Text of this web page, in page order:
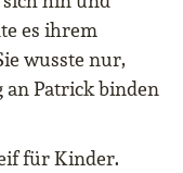
es ihrem
wusste nur,
an Patrick binden
für Kinder.